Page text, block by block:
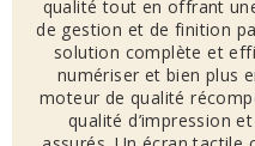
qualité tout en offrant
de gestion et de finition
solution complète et
numériser et bien plus
moteur de qualité
qualité d’impression